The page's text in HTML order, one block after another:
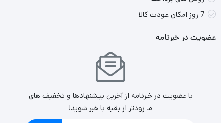
7 روز امکان عودت کالا
عضویت در خبرنامه
با عضویت در خبرنامه از آخرین پیشنهادها و تخفیف های
ما زودتر از بقیه با خبر شوید!